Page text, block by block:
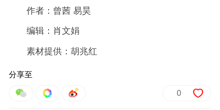
作者：曾茜 易昊
编辑：肖文娟
素材提供：胡兆红
分享至
0